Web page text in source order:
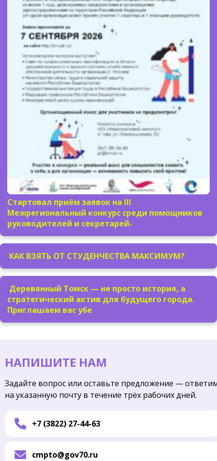
Стартовал приём заявок на III
Межрегиональный конкурс среди помощников
руководителей и секретарей-
КАК ВЗЯТЬ ОТ СТУДЕНЧЕСТВА МАКСИМУМ?
Деревянный Томск — не просто история, а
стратегический актив для будущего города.
Приглашаем вас убе
НАПИШИТЕ НАМ
Задайте вопрос или оставьте предложение —
на указанную почту в течение трёх рабочих дней.
+7 (3822) 27-44-63
cmpto@gov70.ru